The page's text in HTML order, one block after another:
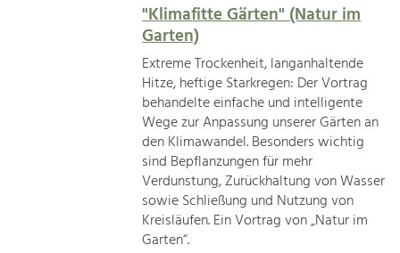
"Klimafitte Gärten" (Natur im
Garten)
Extreme Trockenheit, langanhaltende
Hitze, heftige Starkregen: Der Vortrag
behandelte einfache und intelligente
Wege zur Anpassung unserer Gärten an
den Klimawandel. Besonders wichtig
sind Bepflanzungen für mehr
Verdunstung, Zurückhaltung von Wasser
sowie Schließung und Nutzung von
Kreisläufen. Ein Vortrag von „Natur im
Garten“.